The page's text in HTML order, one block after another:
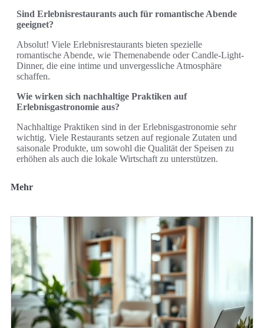
Sind Erlebnisrestaurants auch für romantische Abende
geeignet?
Absolut! Viele Erlebnisrestaurants bieten spezielle
romantische Abende, wie Themenabende oder Candle-Light-
Dinner, die eine intime und unvergessliche Atmosphäre
schaffen.
Wie wirken sich nachhaltige Praktiken auf
Erlebnisgastronomie aus?
Nachhaltige Praktiken sind in der Erlebnisgastronomie sehr
wichtig. Viele Restaurants setzen auf regionale Zutaten und
saisonale Produkte, um sowohl die Qualität der Speisen zu
erhöhen als auch die lokale Wirtschaft zu unterstützen.
Mehr